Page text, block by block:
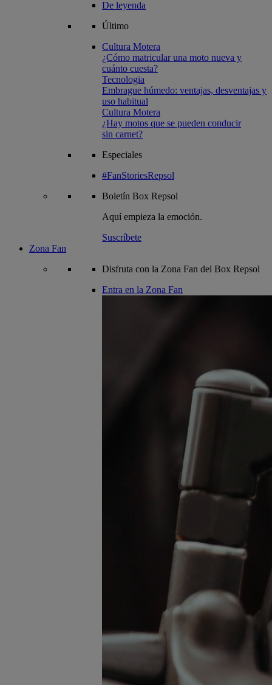
De leyenda
Último
Cultura Motera
¿Cómo matricular una moto nueva y
cuánto cuesta?
Tecnologia
Embrague húmedo: ventajas, desventajas y
uso habitual
Cultura Motera
¿Hay motos que se pueden conducir
sin carnet?
Especiales
#FanStoriesRepsol
Boletín Box Repsol
Aquí empieza la emoción.
Suscríbete
Zona Fan
Disfruta con la Zona Fan del Box Repsol
Entra en la Zona Fan